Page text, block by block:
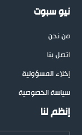
نيو سبوت
من نحن
اتصل بنا
إخلاء المسؤولية
سياسة الخصوصية
إنظم لنا